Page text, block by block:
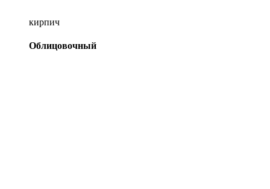
кирпич
Облицовочный